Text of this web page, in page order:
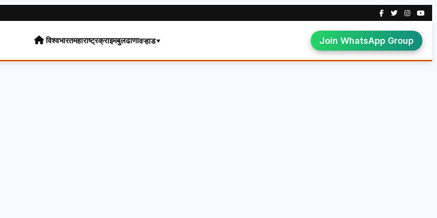
विश्वभारतमहाराष्ट्रक्राइमबुलढाणावऱ्हाड▾ Join WhatsApp Group